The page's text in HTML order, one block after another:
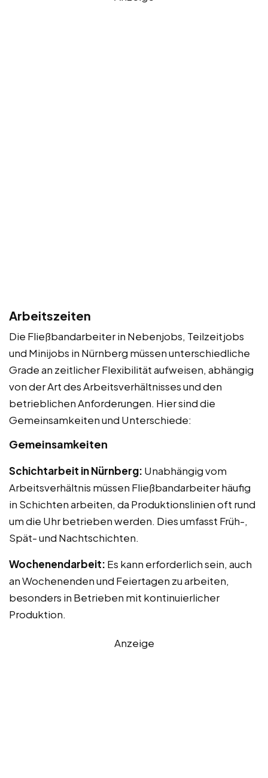
Arbeitszeiten
Die Fließbandarbeiter in Nebenjobs, Teilzeitjobs
und Minijobs in Nürnberg müssen unterschiedliche
Grade an zeitlicher Flexibilität aufweisen, abhängig
von der Art des Arbeitsverhältnisses und den
betrieblichen Anforderungen. Hier sind die
Gemeinsamkeiten und Unterschiede:
Gemeinsamkeiten
Schichtarbeit in Nürnberg: Unabhängig vom
Arbeitsverhältnis müssen Fließbandarbeiter häufig
in Schichten arbeiten, da Produktionslinien oft rund
um die Uhr betrieben werden. Dies umfasst Früh-,
Spät- und Nachtschichten.
Wochenendarbeit: Es kann erforderlich sein, auch
an Wochenenden und Feiertagen zu arbeiten,
besonders in Betrieben mit kontinuierlicher
Produktion.
Anzeige